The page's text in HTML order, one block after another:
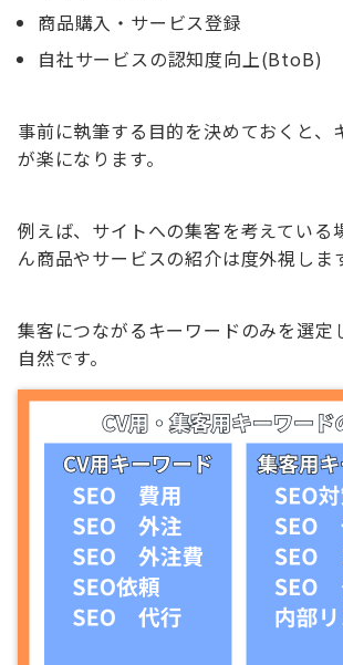
商品購入・サービス登録
自社サービスの認知度向上(BtoB)
事前に執筆する目的を決めておくと、
が楽になります。
例えば、サイトへの集客を考えている
ん商品やサービスの紹介は度外視しま
集客につながるキーワードのみを選定
自然です。